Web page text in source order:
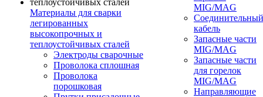
Материалы для сварки
легированных
высокопрочных и
теплоустойчивых сталей
Электроды сварочные
Проволока сплошная
Проволока
порошковая
MIG/MAG
Соединительный
кабель
Запасные части
MIG/MAG
Запасные части
для горелок
MIG/MAG
Направляющие